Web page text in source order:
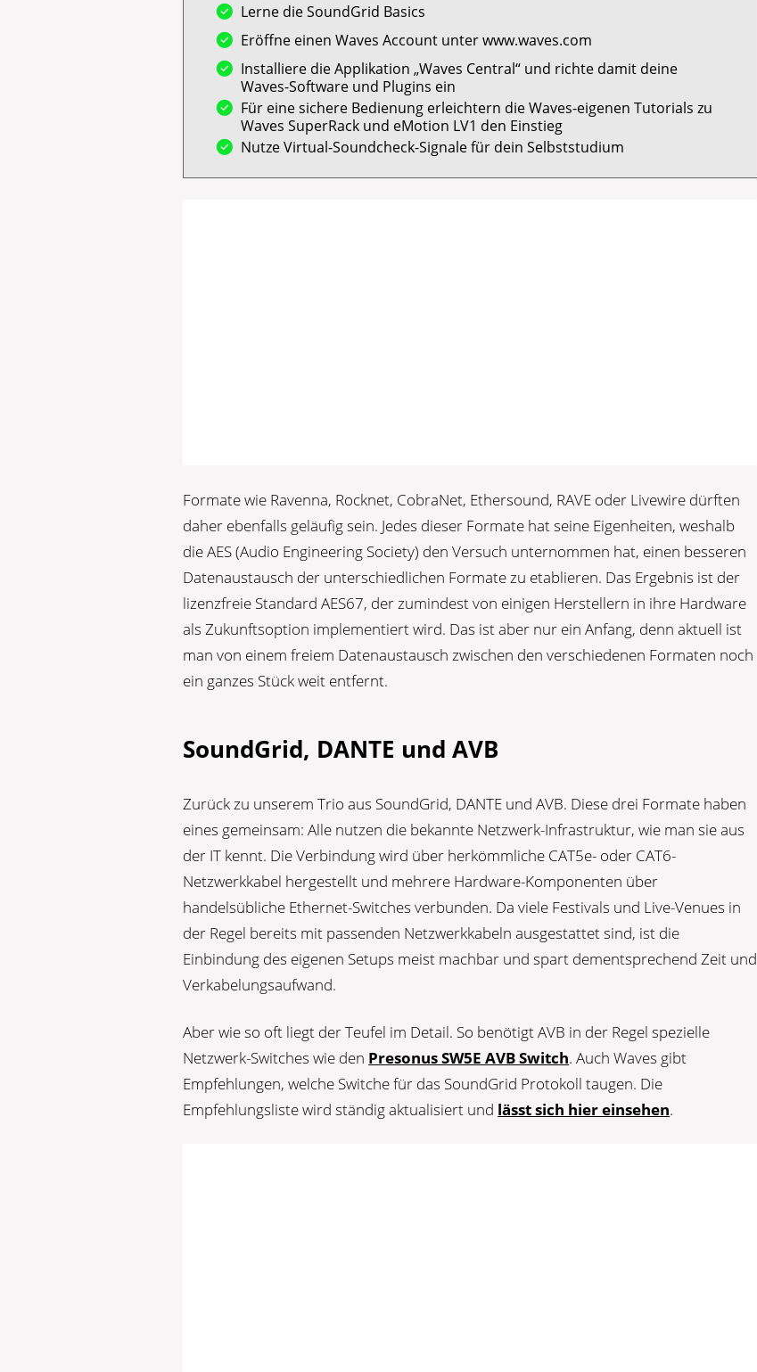
Lerne die SoundGrid Basics
Eröffne einen Waves Account unter www.waves.com
Installiere die Applikation „Waves Central“ und richte damit deine
Waves-Software und Plugins ein
Für eine sichere Bedienung erleichtern die Waves-eigenen Tutorials zu
Waves SuperRack und eMotion LV1 den Einstieg
Nutze Virtual-Soundcheck-Signale für dein Selbststudium
Formate wie Ravenna, Rocknet, CobraNet, Ethersound, RAVE oder Livewire dürften
daher ebenfalls geläufig sein. Jedes dieser Formate hat seine Eigenheiten, weshalb
die AES (Audio Engineering Society) den Versuch unternommen hat, einen besseren
Datenaustausch der unterschiedlichen Formate zu etablieren. Das Ergebnis ist der
lizenzfreie Standard AES67, der zumindest von einigen Herstellern in ihre Hardware
als Zukunftsoption implementiert wird. Das ist aber nur ein Anfang, denn aktuell ist
man von einem freiem Datenaustausch zwischen den verschiedenen Formaten noch
ein ganzes Stück weit entfernt.
SoundGrid, DANTE und AVB
Zurück zu unserem Trio aus SoundGrid, DANTE und AVB. Diese drei Formate haben
eines gemeinsam: Alle nutzen die bekannte Netzwerk-Infrastruktur, wie man sie aus
der IT kennt. Die Verbindung wird über herkömmliche CAT5e- oder CAT6-
Netzwerkkabel hergestellt und mehrere Hardware-Komponenten über
handelsübliche Ethernet-Switches verbunden. Da viele Festivals und Live-Venues in
der Regel bereits mit passenden Netzwerkkabeln ausgestattet sind, ist die
Einbindung des eigenen Setups meist machbar und spart dementsprechend Zeit und
Verkabelungsaufwand.
Aber wie so oft liegt der Teufel im Detail. So benötigt AVB in der Regel spezielle
Netzwerk-Switches wie den Presonus SW5E AVB Switch. Auch Waves gibt
Empfehlungen, welche Switche für das SoundGrid Protokoll taugen. Die
Empfehlungsliste wird ständig aktualisiert und lässt sich hier einsehen.